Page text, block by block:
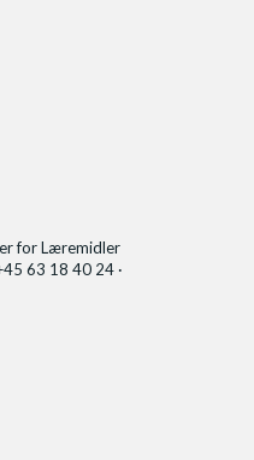
for Læremidler
63 18 40 24 ·